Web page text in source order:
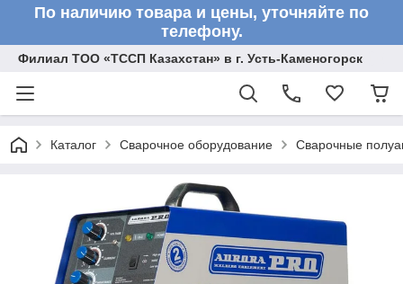
По наличию товара и цены, уточняйте по
телефону.
Филиал ТОО «ТССП Казахстан» в г. Усть-Каменогорск
Каталог Сварочное оборудование Сварочные